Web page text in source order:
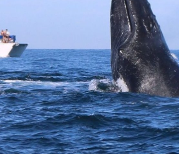
Sustento Legal De Las Descargas Residuales Al Mar
Emergencia Ambiental Por Incendios Históricos
Estadio De Tritones Vallarta; Será Financiado Por
En Puerto Vallarta, ¿para Quiénes Aplica Y Cómo
Explosión De Una Pipa En Tlaquepaque (VIDEO)
De La Cuarta Transformación A Puerto Vallarta Y
Verde En El Estero El Salado Por Su 26 Aniversario
Los PriceAgencies Awards 2026 En Ciudad De México
Gratuita En Puerto Vallarta Para Emprendedores Y
Integrar La Planilla Del PAN Vallarta Para El 2027
En Seis Colonias Del Centro De Puerto Vallarta